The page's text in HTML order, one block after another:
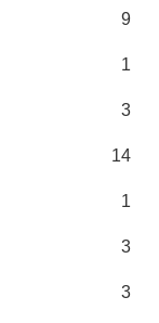
9
1
3
14
1
3
3